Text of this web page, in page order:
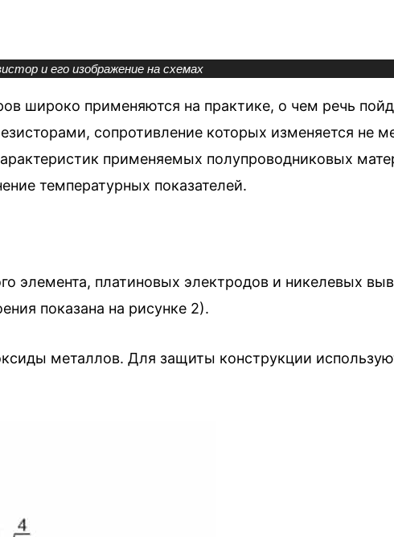
и его изображение на схемах
широко применяются на практике, о чем речь
сопротивление которых изменяется не
применяемых полупроводниковых
температурных показателей.
элемента, платиновых электродов и никелевых
показана на рисунке 2).
металлов. Для защиты конструкции